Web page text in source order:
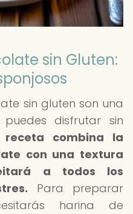
sin Gluten:
sin gluten son una
disfrutar sin
receta combina la
con una textura
a todos los
Para preparar
harina de